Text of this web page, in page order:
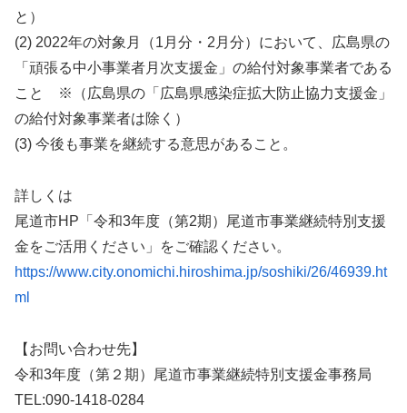
と）
(2) 2022年の対象月（1月分・2月分）において、広島県の
「頑張る中小事業者月次支援金」の給付対象事業者である
こと ※（広島県の「広島県感染症拡大防止協力支援金」
の給付対象事業者は除く）
(3) 今後も事業を継続する意思があること。
詳しくは
尾道市HP「令和3年度（第2期）尾道市事業継続特別支援
金をご活用ください」をご確認ください。
https://www.city.onomichi.hiroshima.jp/soshiki/26/46939.ht
ml
【お問い合わせ先】
令和3年度（第２期）尾道市事業継続特別支援金事務局
TEL:090-1418-0284